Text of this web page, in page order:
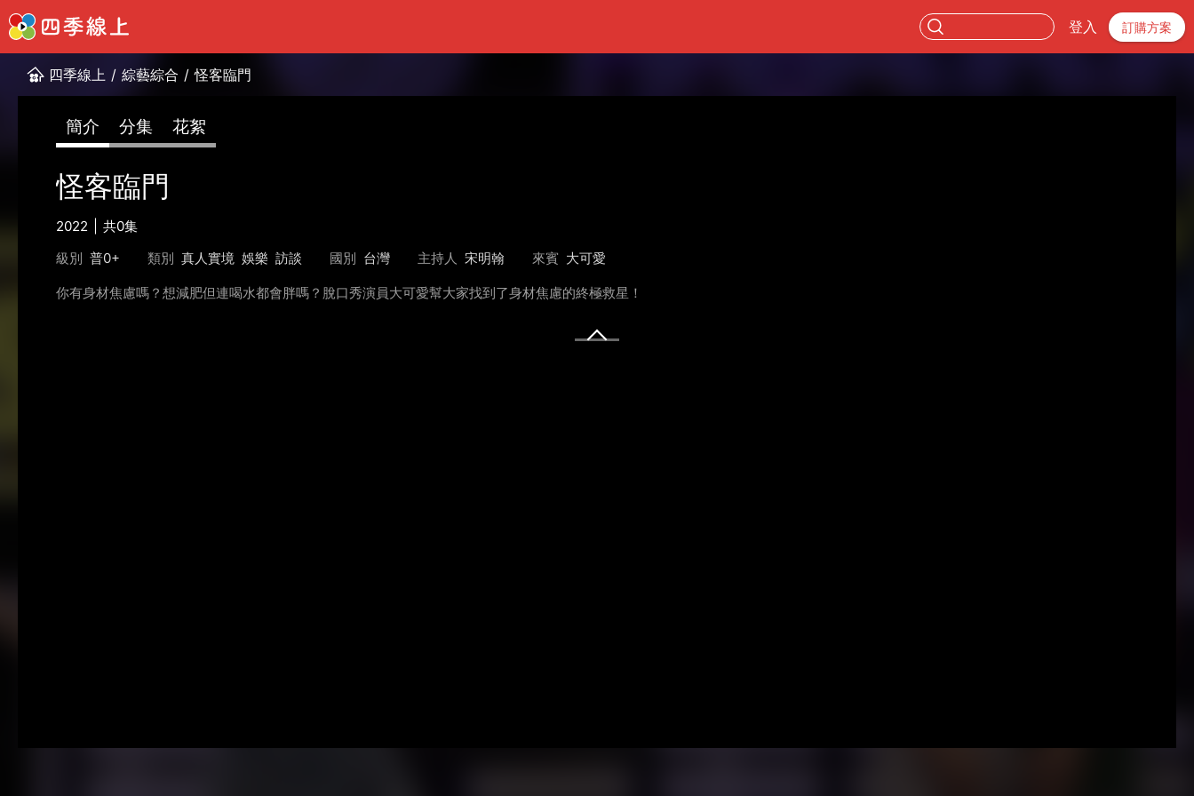
登入 訂購方案
四季線上 / 綜藝綜合 / 怪客臨門
簡介 分集 花絮
怪客臨門
2022
共0集
級別 普0+ 類別 真人實境 娛樂 訪談 國別 台灣 主持人 宋明翰 來賓 大可愛
你有身材焦慮嗎？想減肥但連喝水都會胖嗎？脫口秀演員大可愛幫大家找到了身材焦慮的終極救星！